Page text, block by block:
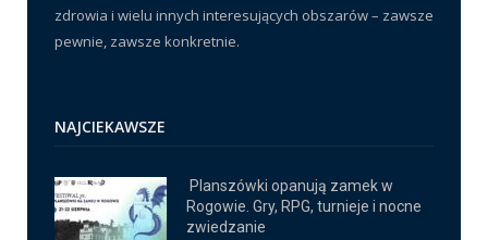
zdrowia i wielu innych interesujących obszarów – zawsze
pewnie, zawsze konkretnie.
NAJCIEKAWSZE
Planszówki opanują zamek w
Rogowie. Gry, RPG, turnieje i nocne
zwiedzanie